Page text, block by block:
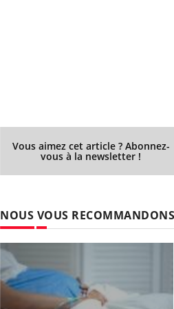
Vous aimez cet article ? Abonnez-
vous à la newsletter !
NOUS VOUS RECOMMANDONS